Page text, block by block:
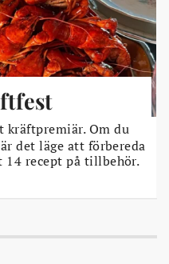
kräftpremiär. Om du
det läge att förbereda
14 recept på tillbehör.